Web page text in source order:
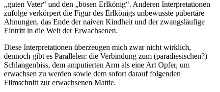
„guten Vater“ und den „bösen Erlkönig“. Anderen Interpretationen
zufolge verkörpert die Figur des Erlkönigs unbewusste pubertäre
Ahnungen, das Ende der naiven Kindheit und der zwangsläufige
Eintritt in die Welt der Erwachsenen.
Diese Interpretationen überzeugen mich zwar nicht wirklich,
dennoch gibt es Parallelen: die Verbindung zum (paradiesischen?)
Schlangenbiss, dem amputierten Arm als eine Art Opfer, um
erwachsen zu werden sowie dem sofort darauf folgenden
Filmschnitt zur erwachsenen Mattie.